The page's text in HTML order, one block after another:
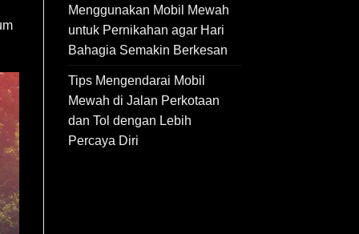
Menggunakan Mobil Mewah
untuk Pernikahan agar Hari
Bahagia Semakin Berkesan
Tips Mengendarai Mobil
Mewah di Jalan Perkotaan
dan Tol dengan Lebih
Percaya Diri